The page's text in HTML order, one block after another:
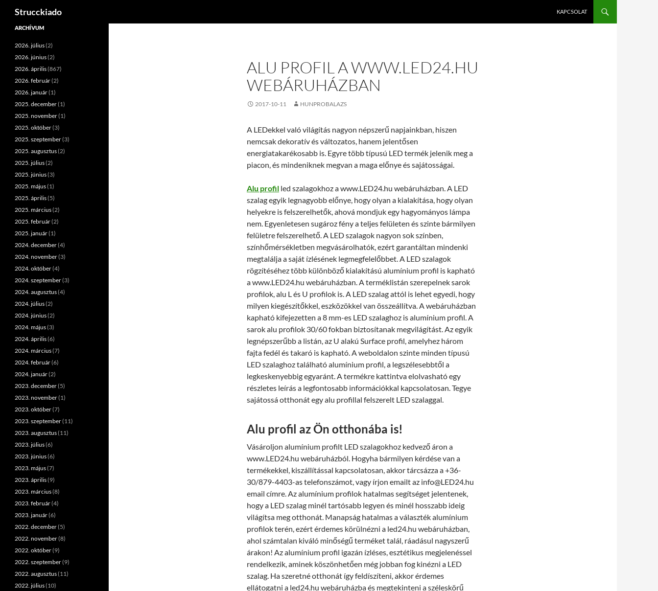
Tartalomhoz
Strucckiado KAPCSOLAT
ALU PROFIL A WWW.LED24.HU
WEBÁRUHÁZBAN
2017-10-11 HUNPROBALAZS
A LEDekkel való világítás nagyon népszerű napjainkban, hiszen
nemcsak dekoratív és változatos, hanem jelentősen
energiatakarékosabb is. Egyre több típusú LED termék jelenik meg a
piacon, és mindeniknek megvan a maga előnye és sajátosságai.
Alu profil led szalagokhoz a www.LED24.hu webáruházban. A LED
szalag egyik legnagyobb előnye, hogy olyan a kialakítása, hogy olyan
helyekre is felszerelhetők, ahová mondjuk egy hagyományos lámpa
nem. Egyenletesen sugároz fény a teljes felületen és szinte bármilyen
felületre felszerelhető. A LED szalagok nagyon sok színben,
színhőmérsékletben megvásárolhatók, ezért garantáltan mindenki
megtalálja a saját ízlésének legmegfelelőbbet. A LED szalagok
rögzítéséhez több különböző kialakítású alumínium profil is kapható
a www.LED24.hu webáruházban. A terméklistán szerepelnek sarok
profilok, alu L és U profilok is. A LED szalag attól is lehet egyedi, hogy
milyen kiegészítőkkel, eszközökkel van összeállítva. A webáruházban
kapható kifejezetten a 8 mm-es LED szalaghoz is alumínium profil. A
sarok alu profilok 30/60 fokban biztosítanak megvilágítást. Az egyik
legnépszerűbb a listán, az U alakú Surface profil, amelyhez három
fajta fedél és takaró is kapható. A weboldalon szinte minden típusú
LED szalaghoz található alumínium profil, a legszélesebbtől a
legkeskenyebbig egyaránt. A termékre kattintva elolvasható egy
részletes leírás a legfontosabb információkkal kapcsolatosan. Tegye
sajátossá otthonát egy alu profillal felszerelt LED szalaggal.
Alu profil az Ön otthonába is!
Vásároljon alumínium profilt LED szalagokhoz kedvező áron a
www.LED24.hu webáruházból. Hogyha bármilyen kérdése van a
termékekkel, kiszállítással kapcsolatosan, akkor tárcsázza a +36-
30/879-4403-as telefonszámot, vagy írjon emailt az info@LED24.hu
email címre. Az alumínium profilok hatalmas segítséget jelentenek,
hogy a LED szalag minél tartósabb legyen és minél hosszabb ideig
világítsa meg otthonát. Manapság hatalmas a választék alumínium
profilok terén, ezért érdemes körülnézni a led24.hu webáruházban,
ahol számtalan kiváló minőségű terméket talál, ráadásul nagyszerű
árakon! Az alumínium profil igazán ízléses, esztétikus megjelenéssel
rendelkezik, aminek köszönhetően még jobban fog kinézni a LED
szalag. Ha szeretné otthonát így feldíszíteni, akkor érdemes
ellátogatni a led24.hu webáruházba és megtekinteni a széleskörű
ARCHÍVUM
2026. július(2)
2026. június(2)
2026. április(867)
2026. február(2)
2026. január(1)
2025. december(1)
2025. november(1)
2025. október(3)
2025. szeptember(3)
2025. augusztus(2)
2025. július(2)
2025. június(3)
2025. május(1)
2025. április(5)
2025. március(2)
2025. február(2)
2025. január(1)
2024. december(4)
2024. november(3)
2024. október(4)
2024. szeptember(3)
2024. augusztus(4)
2024. július(2)
2024. június(2)
2024. május(3)
2024. április(6)
2024. március(7)
2024. február(6)
2024. január(2)
2023. december(5)
2023. november(1)
2023. október(7)
2023. szeptember(11)
2023. augusztus(11)
2023. július(6)
2023. június(6)
2023. május(7)
2023. április(9)
2023. március(8)
2023. február(4)
2023. január(6)
2022. december(5)
2022. november(8)
2022. október(9)
2022. szeptember(9)
2022. augusztus(11)
2022. július(10)